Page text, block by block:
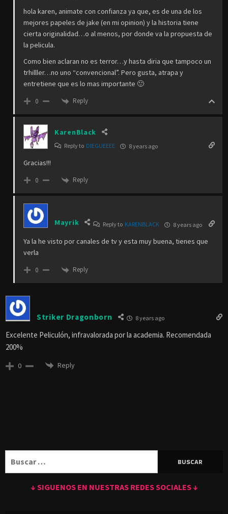
hola karen, animate con confianza ya que, es de una de los
mejores papeles de jake (en mi opinion) y la historia tiene
cierta originalidad…o al menos, por donde va la propuesta de
la pelicula.
Como bien aclaran no es terror…y hasta diria que tampoco un
trhilller…no uno “convencional”. Pero gusta, atrapa y
entretiene que es lo mas importante 🙂
0 Reply
KarenBlack
Reply to DIEGUEEEE 8 years ago
Gracias!!!
0 Reply
Mayrik Reply to KARENBLACK 8 years ago
Ya la he visto por canales de tv y esta muy buena, tienes que
verla
0 Reply
Striker Dragonborn 8 years ago
Excelente Peliculón, infravalorada por la academia. Recomendada
200%
0 Reply
↓ SIGUENOS EN NUESTRAS REDES SOCIALES ↓